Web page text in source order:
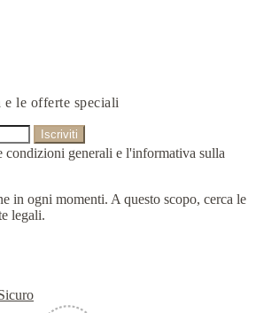
le offerte speciali
condizioni generali e l'informativa sulla
in ogni momenti. A questo scopo, cerca le
legali.